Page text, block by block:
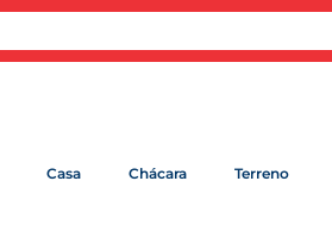
Casa Chácara Terreno